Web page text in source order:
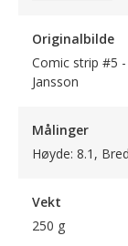
Originalbilde
Comic strip #5
Jansson
Målinger
Høyde: 8.1,
Vekt
250 g